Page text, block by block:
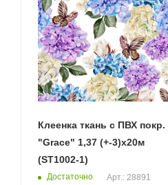
Клеенка ткань с ПВХ покр.
"Grace" 1,37 (+-3)х20м
(ST1002-1)
Достаточно Арт.: 28891